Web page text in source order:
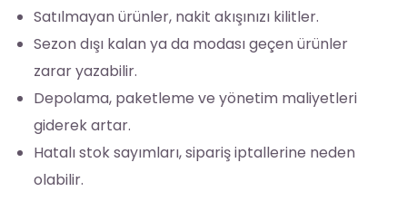
Satılmayan ürünler, nakit akışınızı kilitler.
Sezon dışı kalan ya da modası geçen ürünler
zarar yazabilir.
Depolama, paketleme ve yönetim maliyetleri
giderek artar.
Hatalı stok sayımları, sipariş iptallerine neden
olabilir.